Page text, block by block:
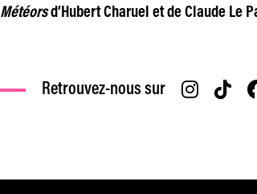
Météorsd’Hubert Charuel et de Claude Le
Retrouvez-nous sur